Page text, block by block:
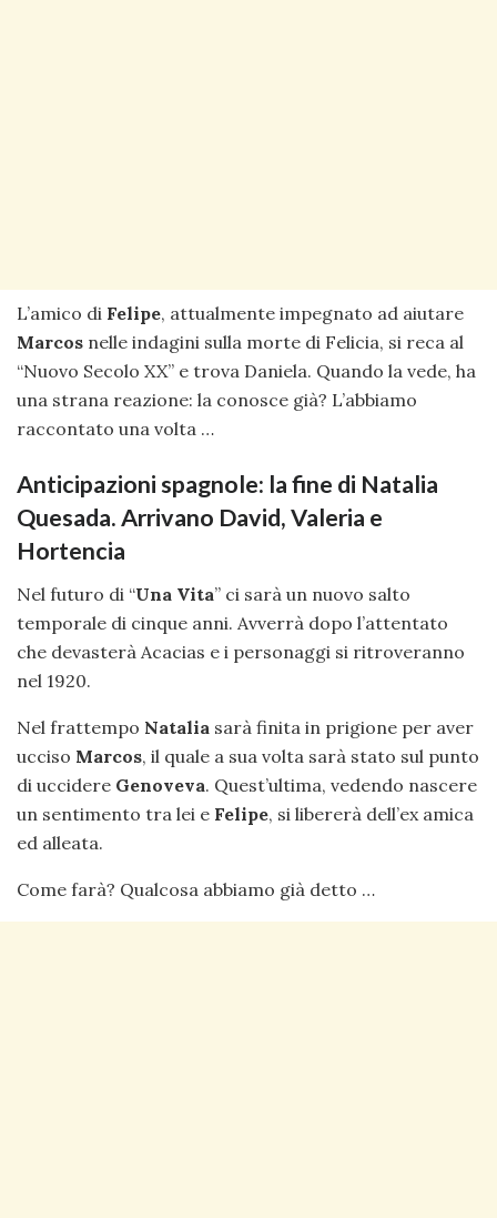
L’amico di Felipe, attualmente impegnato ad aiutare
Marcos nelle indagini sulla morte di Felicia, si reca al
“Nuovo Secolo XX” e trova Daniela. Quando la vede, ha
una strana reazione: la conosce già? L’abbiamo
raccontato una volta …
Anticipazioni spagnole: la fine di Natalia
Quesada. Arrivano David, Valeria e
Hortencia
Nel futuro di “Una Vita” ci sarà un nuovo salto
temporale di cinque anni. Avverrà dopo l’attentato
che devasterà Acacias e i personaggi si ritroveranno
nel 1920.
Nel frattempo Natalia sarà finita in prigione per aver
ucciso Marcos, il quale a sua volta sarà stato sul punto
di uccidere Genoveva. Quest’ultima, vedendo nascere
un sentimento tra lei e Felipe, si libererà dell’ex amica
ed alleata.
Come farà? Qualcosa abbiamo già detto …